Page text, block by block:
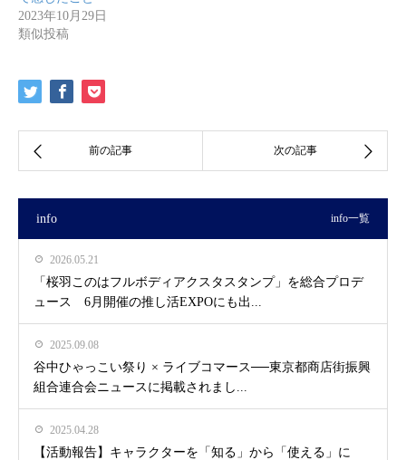
2023年10月29日
類似投稿
info info一覧
2026.05.21
「桜羽このはフルボディアクスタスタンプ」を総合プロデ
ュース 6月開催の推し活EXPOにも出...
2025.09.08
谷中ひゃっこい祭り × ライブコマース──東京都商店街振興
組合連合会ニュースに掲載されまし...
2025.04.28
【活動報告】キャラクターを「知る」から「使える」に